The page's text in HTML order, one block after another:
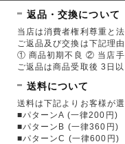
返品・交換について
当店は消費者権利尊重と
ご返品及び交換は下記理
① 商品初期不良 ② 当店
ご返品は商品受取後 3日
送料について
送料は下記よりお客様が選
■パターンA (一律200円)
■パターンB (一律360円)
■パターンC (一律600円)